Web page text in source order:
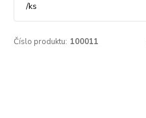
/ks
Číslo produktu: 100011